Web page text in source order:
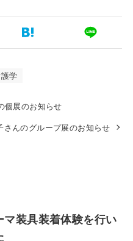
学
個展のお知らせ
んのグループ展のお知らせ
マ装具装着体験を行い